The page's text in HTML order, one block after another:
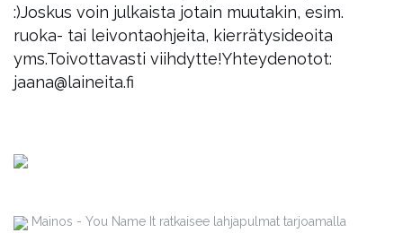
:)Joskus voin julkaista jotain muutakin, esim.
ruoka- tai leivontaohjeita, kierrätysideoita
yms.Toivottavasti viihdytte!Yhteydenotot:
jaana@laineita.fi
Mainos - You Name It ratkaisee lahjapulmat tarjoamalla